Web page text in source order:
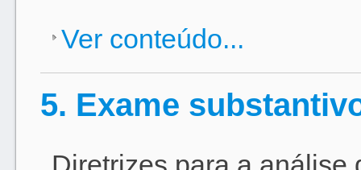
Ver conteúdo...
5. Exame